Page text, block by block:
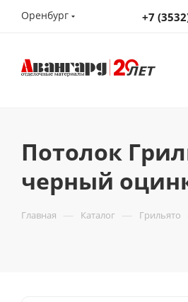
Оренбург +7
Потолок
черный
Главная — Каталог — Грильято